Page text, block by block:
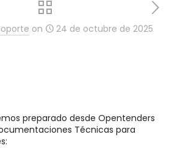
on 24 de octubre de 2025
preparado desde Opentenders
Técnicas para